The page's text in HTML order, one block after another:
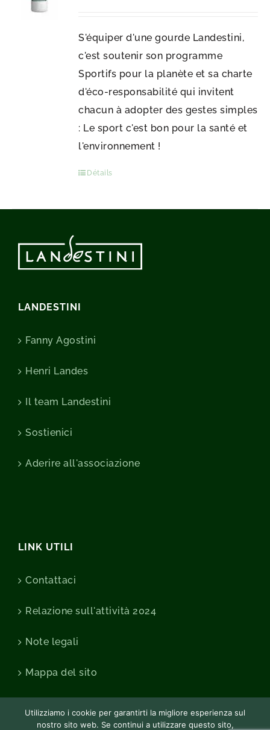
S'équiper d'une gourde Landestini,
c'est soutenir son programme
Sportifs pour la planète et sa charte
d'éco-responsabilité qui invitent
chacun à adopter des gestes simples
: Le sport c'est bon pour la santé et
l'environnement !
Détails
LANDESTINI
Fanny Agostini
Henri Landes
Il team Landestini
Sostienici
Aderire all'associazione
LINK UTILI
Contattaci
Relazione sull'attività 2024
Note legali
Mappa del sito
Utilizziamo i cookie per garantirti la migliore esperienza sul
nostro sito web. Se continui a utilizzare questo sito,